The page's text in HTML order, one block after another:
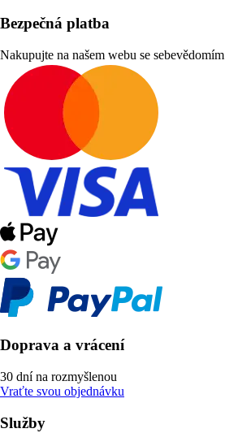
Bezpečná platba
Nakupujte na našem webu se sebevědomím
Doprava a vrácení
30 dní na rozmyšlenou
Vraťte svou objednávku
Služby